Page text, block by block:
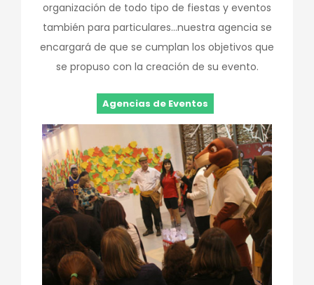
organización de todo tipo de fiestas y eventos
también para particulares...nuestra agencia se
encargará de que se cumplan los objetivos que
se propuso con la creación de su evento.
Agencias de Eventos